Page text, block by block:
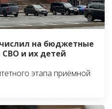
на бюджетные
СВО и их детей
этапа приёмной